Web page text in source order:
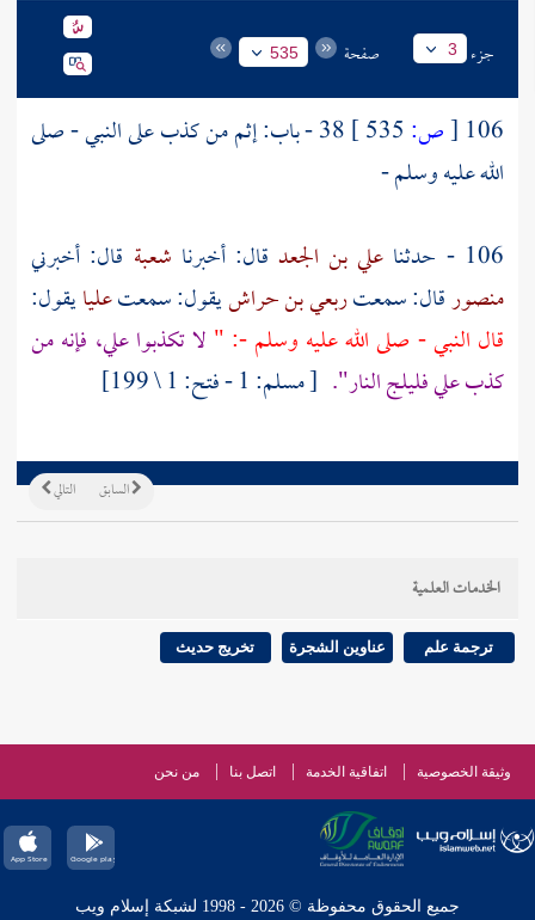
جزء 3 صفحة 535
106
[ص:
38 - باب: إثم من كذب على النبي - صلى
الله عليه وسلم -
106 - حدثنا
علي بن الجعد قال: أخبرنا شعبة قال: أخبرني
منصورقال: سمعتربعي بن حراشيقول: سمعتعليايقول:
قال النبي - صلى الله عليه وسلم -: " لا تكذبوا علي، فإنه من
كذب علي فليلج النار". [ مسلم: 1 - فتح: 1 \ 199]
التالي السابق
الخدمات العلمية
ترجمة علم عناوين الشجرة تخريج حديث
وثيقة الخصوصية اتفاقية الخدمة اتصل بنا من نحن
جميع الحقوق محفوظة © 2026 - 1998 لشبكة إسلام ويب